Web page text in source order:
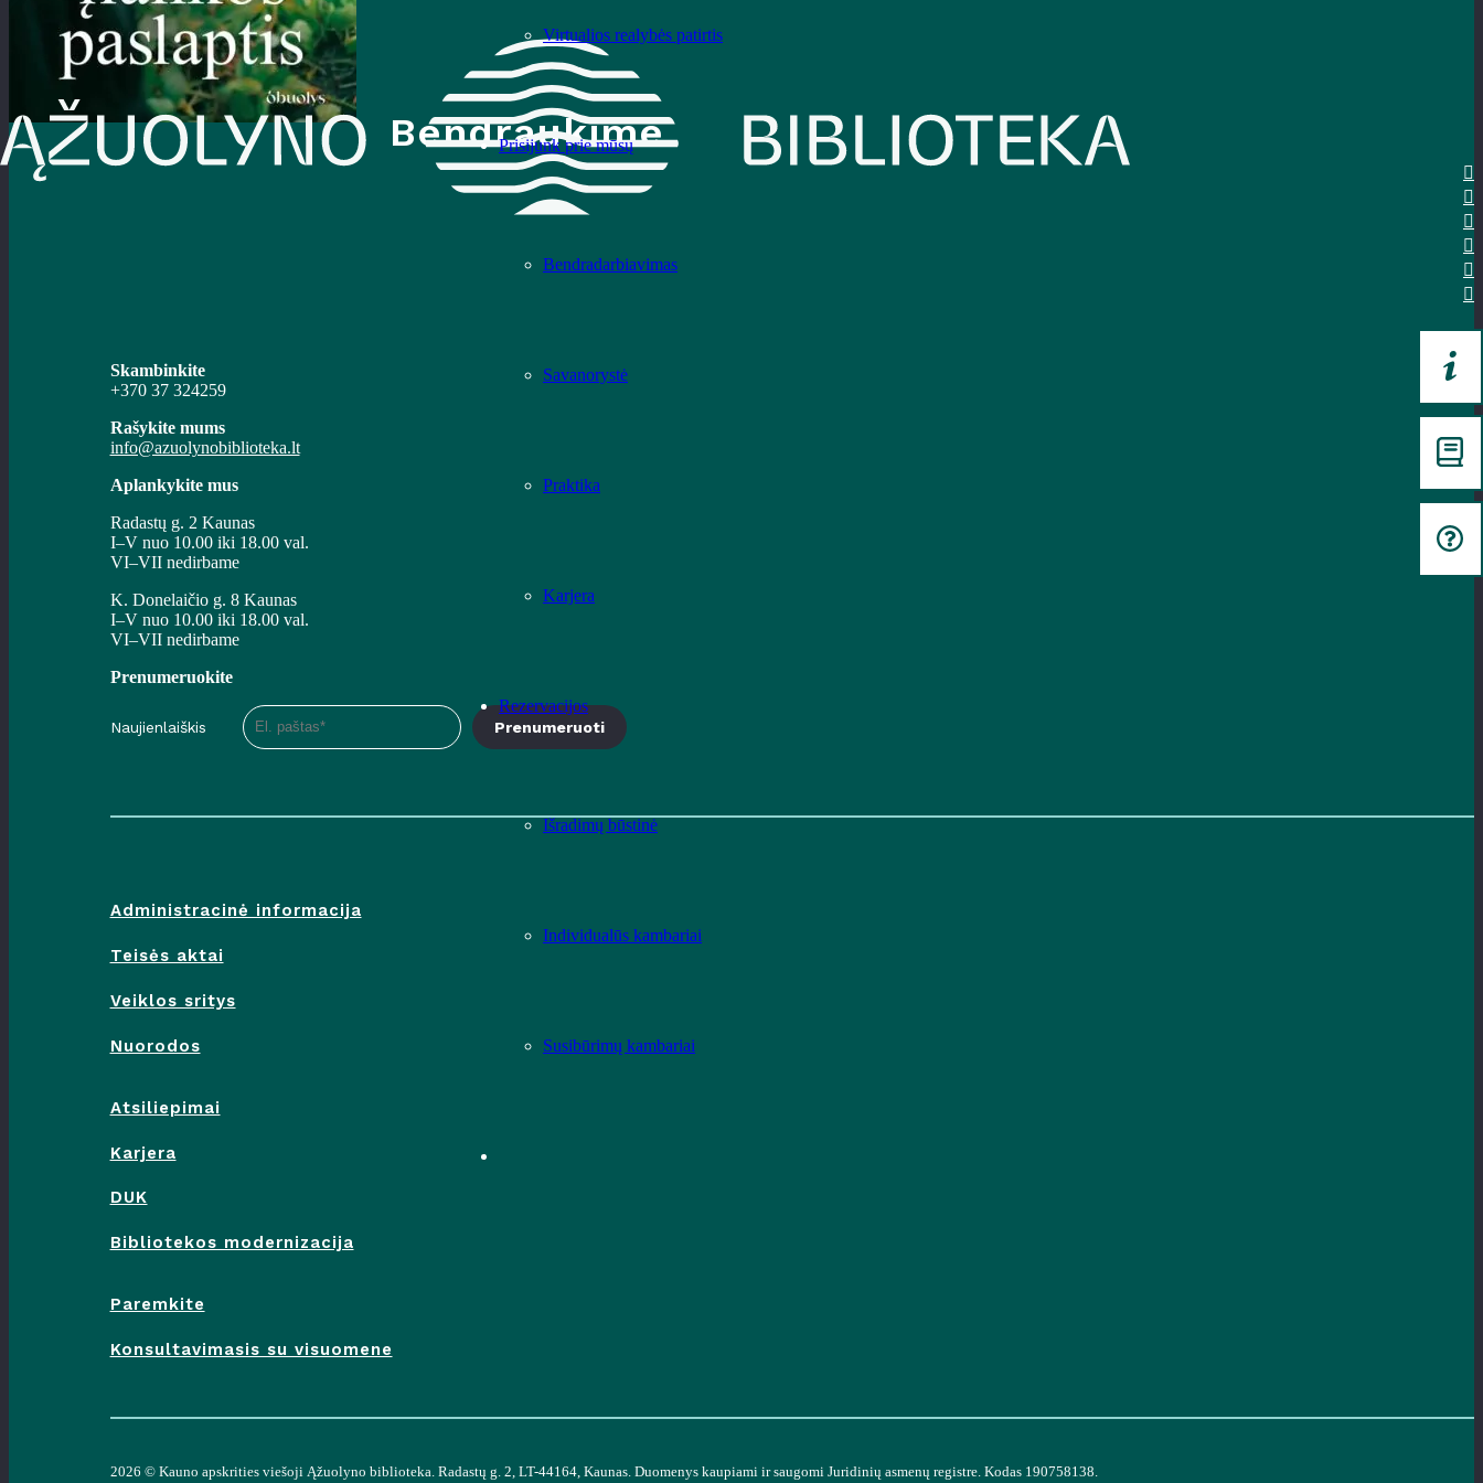
Virtualios realybės patirtis
Prisijunk prie mūsų
Bendradarbiavimas
Savanorystė
Praktika
Karjera
Rezervacijos
Išradimų būstinė
Individualūs kambariai
Susibūrimų kambariai
Bendraukime
Skambinkite
+370 37 324259
Rašykite mums
info@azuolynobiblioteka.lt
Aplankykite mus
Radastų g. 2 Kaunas
I–V nuo 10.00 iki 18.00 val.
VI–VII nedirbame
K. Donelaičio g. 8 Kaunas
I–V nuo 10.00 iki 18.00 val.
VI–VII nedirbame
Prenumeruokite
Naujienlaiškis Prenumeruoti
Administracinė informacija
Teisės aktai
Veiklos sritys
Nuorodos
Atsiliepimai
Karjera
DUK
Bibliotekos modernizacija
Paremkite
Konsultavimasis su visuomene
2026 © Kauno apskrities viešoji Ąžuolyno biblioteka. Radastų g. 2, LT-44164, Kaunas. Duomenys kaupiami ir saugomi Juridinių asmenų registre. Kodas 190758138.